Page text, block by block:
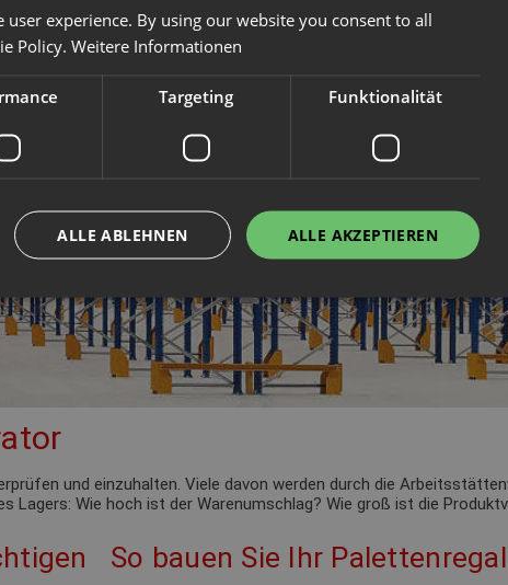
und einzuhalten. Viele davon werden durch die
Lagers: Wie hoch ist der Warenumschlag? Wie groß ist die
So bauen Sie Ihr
experience. By using our website you consent to all
Policy. Weitere Informationen
Targeting Funktionalität
ALLE AKZEPTIEREN
ALLE ABLEHNEN